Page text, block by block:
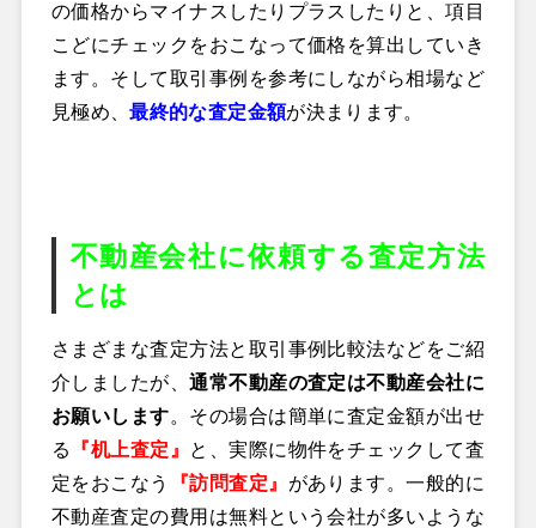
の価格からマイナスしたりプラスしたりと、項目
こどにチェックをおこなって価格を算出していき
ます。そして取引事例を参考にしながら相場など
見極め、最終的な査定金額が決まります。
不動産会社に依頼する査定方法
とは
さまざまな査定方法と取引事例比較法などをご紹
介しましたが、通常不動産の査定は不動産会社に
お願いします。その場合は簡単に査定金額が出せ
る
『机上査定』
と、実際に物件をチェックして査
定をおこなう
『訪問査定』 があります。一般的に
不動産査定の費用は無料という会社が多いような